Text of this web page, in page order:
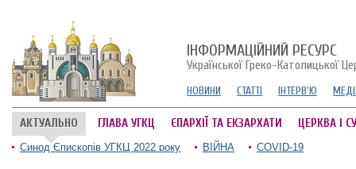
ІНФОРМАЦІЙНИЙ РЕСУРС
Української Греко-Католицької
НОВИНИ СТАТТІ ІНТЕРВ'Ю
АКТУАЛЬНО ГЛАВА УГКЦ ЄПАРХІЇ ТА ЕКЗАРХАТИ ЦЕРКВА І
Синод Єпископів УГКЦ 2022 року ВІЙНА COVID-19